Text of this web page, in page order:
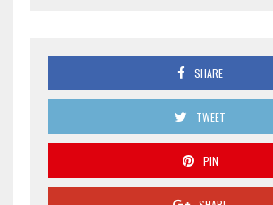
SHARE
TWEET
PIN